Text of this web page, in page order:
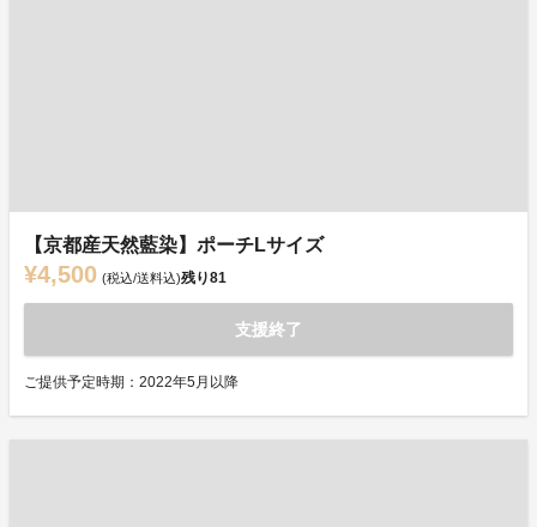
【京都産天然藍染】ポーチLサイズ
¥4,500 (税込/送料込)残り81
支援終了
ご提供予定時期：2022年5月以降